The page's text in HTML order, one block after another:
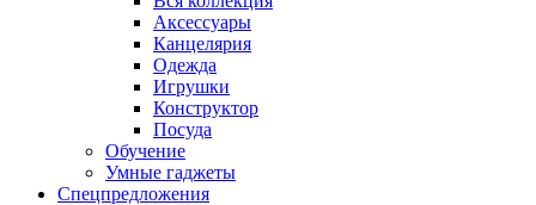
Аксессуары
Канцелярия
Одежда
Игрушки
Конструктор
Посуда
Обучение
Умные гаджеты
Спецпредложения